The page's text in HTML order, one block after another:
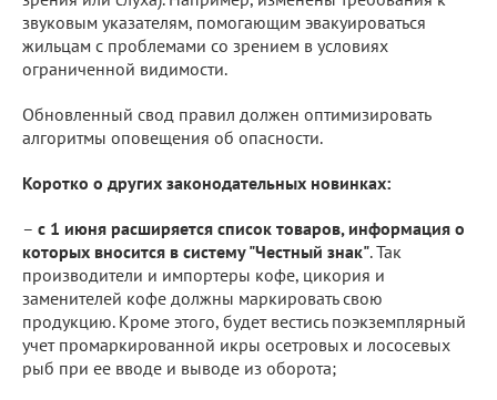
звуковым указателям, помогающим эвакуироваться
жильцам с проблемами со зрением в условиях
ограниченной видимости.
Обновленный свод правил должен оптимизировать
алгоритмы оповещения об опасности.
Коротко о других законодательных новинках:
– с 1 июня расширяется список товаров, информация о
которых вносится в систему "Честный знак". Так
производители и импортеры кофе, цикория и
заменителей кофе должны маркировать свою
продукцию. Кроме этого, будет вестись поэкземплярный
учет промаркированной икры осетровых и лососевых
рыб при ее вводе и выводе из оборота;